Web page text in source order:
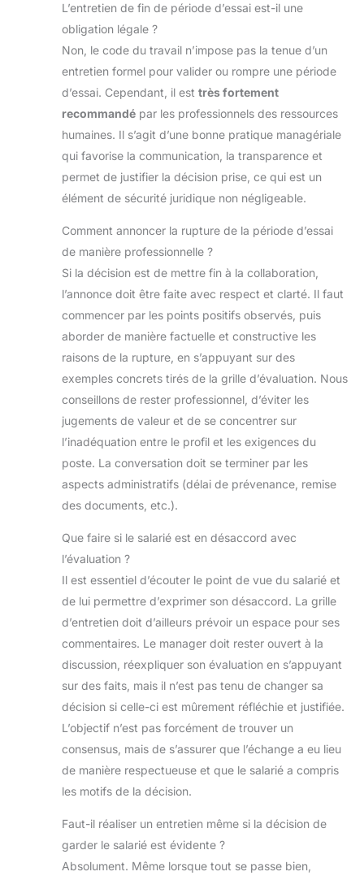
L’entretien de fin de période d’essai est-il une
obligation légale ?
Non, le code du travail n’impose pas la tenue d’un
entretien formel pour valider ou rompre une période
d’essai. Cependant, il est très fortement
recommandé par les professionnels des ressources
humaines. Il s’agit d’une bonne pratique managériale
qui favorise la communication, la transparence et
permet de justifier la décision prise, ce qui est un
élément de sécurité juridique non négligeable.
Comment annoncer la rupture de la période d’essai
de manière professionnelle ?
Si la décision est de mettre fin à la collaboration,
l’annonce doit être faite avec respect et clarté. Il faut
commencer par les points positifs observés, puis
aborder de manière factuelle et constructive les
raisons de la rupture, en s’appuyant sur des
exemples concrets tirés de la grille d’évaluation. Nous
conseillons de rester professionnel, d’éviter les
jugements de valeur et de se concentrer sur
l’inadéquation entre le profil et les exigences du
poste. La conversation doit se terminer par les
aspects administratifs (délai de prévenance, remise
des documents, etc.).
Que faire si le salarié est en désaccord avec
l’évaluation ?
Il est essentiel d’écouter le point de vue du salarié et
de lui permettre d’exprimer son désaccord. La grille
d’entretien doit d’ailleurs prévoir un espace pour ses
commentaires. Le manager doit rester ouvert à la
discussion, réexpliquer son évaluation en s’appuyant
sur des faits, mais il n’est pas tenu de changer sa
décision si celle-ci est mûrement réfléchie et justifiée.
L’objectif n’est pas forcément de trouver un
consensus, mais de s’assurer que l’échange a eu lieu
de manière respectueuse et que le salarié a compris
les motifs de la décision.
Faut-il réaliser un entretien même si la décision de
garder le salarié est évidente ?
Absolument. Même lorsque tout se passe bien,